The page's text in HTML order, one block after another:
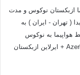
ازبکستان نوکوس و مدت
( تهران - ایران ) به
هواپیما به نوکوس
ازبکستان بوسیله ایرلاین آذربایجان Azerbaijan Airlines + ایرلاین ازبکستان